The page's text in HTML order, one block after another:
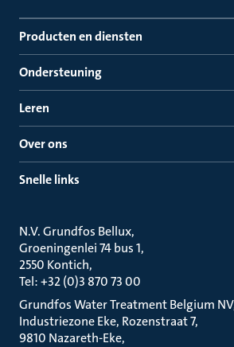
Producten en diensten
Ondersteuning
Leren
Over ons
Snelle links
N.V. Grundfos Bellux
Groeningenlei 74 bus 1
2550 Kontich
Tel: +32 (0)3 870 73 00
Grundfos Water Treatment Belgium NV
Industriezone Eke, Rozenstraat 7
9810 Nazareth-Eke